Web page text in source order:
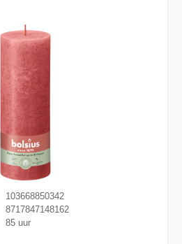
103668850342
8717847148162
85 uur